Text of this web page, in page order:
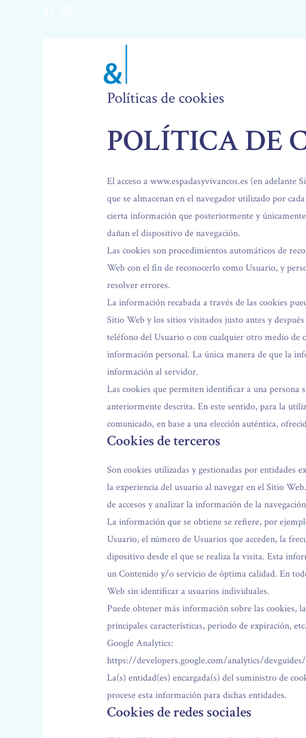
Políticas de cookies
POLÍTICA DE
El acceso a www.espadasyvivancos.es (en
que se almacenan en el navegador utilizado por
cierta información que posteriormente y
dañan el dispositivo de navegación.
Las cookies son procedimientos automáticos de
Web con el fin de reconocerlo como Usuario, y
resolver errores.
La información recabada a través de las cookies
Sitio Web y los sitios visitados justo antes y
teléfono del Usuario o con cualquier otro medio de
información personal. La única manera de que la
información al servidor.
Las cookies que permiten identificar a una persona
anteriormente descrita. En este sentido, para la
comunicado, en base a una elección auténtica,
Cookies de terceros
Son cookies utilizadas y gestionadas por
la experiencia del usuario al navegar en el Sitio
de accesos y analizar la información de la
La información que se obtiene se refiere, por
Usuario, el número de Usuarios que acceden, la
dipositivo desde el que se realiza la visita. Esta
un Contenido y/o servicio de óptima calidad. En
Web sin identificar a usuarios individuales.
Puede obtener más información sobre las cookies,
principales características, periodo de expiración,
Google Analytics:
https://developers.google.com/analytics/
La(s) entidad(es) encargada(s) del suministro de
procese esta información para dichas entidades.
Cookies de redes sociales